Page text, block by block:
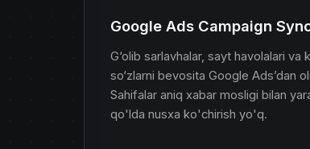
Google Ads Campaign
G‘olib sarlavhalar, sayt havolalari va
so‘zlarni bevosita Google Ads’dan
Sahifalar aniq xabar mosligi bilan
qo'lda nusxa ko'chirish yo'q.